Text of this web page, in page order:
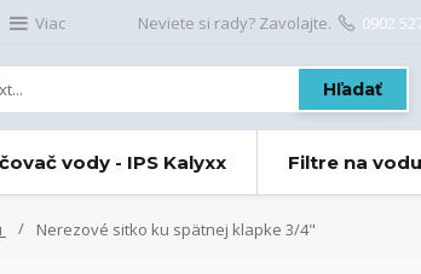
Viac
Hľadať
Neviete si rady? Zavolajte. 0902
vody - IPS Kalyxx Filtre na
Nerezové sitko ku spätnej klapke 3/4"